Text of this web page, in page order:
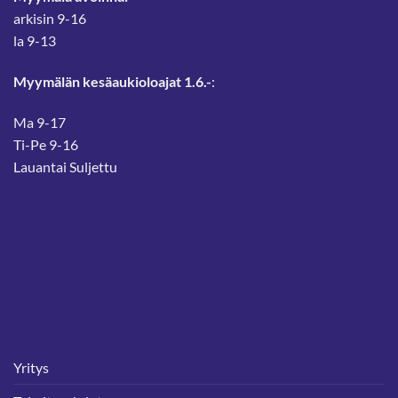
arkisin 9-16
la 9-13
Myymälän kesäaukioloajat 1.6.-:
Ma 9-17
Ti-Pe 9-16
Lauantai Suljettu
Yritys